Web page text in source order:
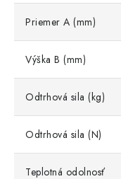
Priemer A (mm)
Výška B (mm)
Odtrhová sila (kg)
Odtrhová sila (N)
Teplotná odolnosť